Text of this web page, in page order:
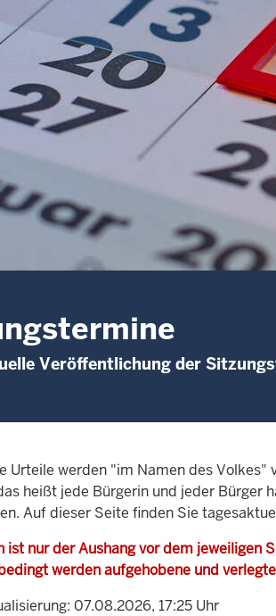
Veröffentlichung der
Urteile werden "im Namen des Volkes"
heißt jede Bürgerin und jeder Bürger
Auf dieser Seite finden Sie
ist nur der Aushang vor dem jeweiligen
werden aufgehobene und
07.08.2026, 17:25 Uhr